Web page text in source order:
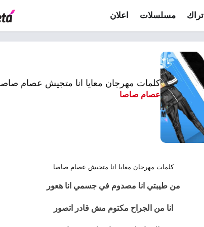
تراك مسلسلات اعلان
كلمات مهرجان معايا انا متجيش عصام صاصا
عصام صاصا
كلمات مهرجان معايا انا متجيش عصام صاصا
من طيبتي انا مصدوم في جسمي انا هعور
انا من الجراح مكتوم مش قادر اتصور